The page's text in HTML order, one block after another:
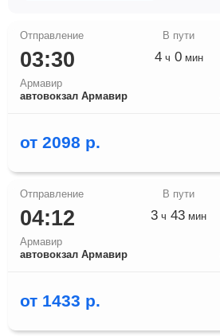
03:30
Армавир
автовокзал Армавир
4ч 0мин
от 2098 р.
04:12
Армавир
автовокзал Армавир
3 ч 43 мин
от 1433 р.